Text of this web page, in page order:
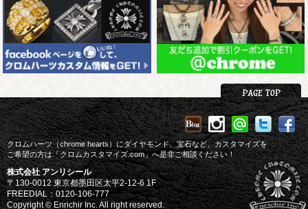
クロムハーツ（chrome hearts）にダイヤモンド、宝石など、カスタマイズを
ご希望の方は「クロムカスタマイズ.com」へ是非ご相談ください！
株式会社 アンリシール
〒130-0012 東京都墨田区太平2-12-6 1F
FREEDIAL：0120-106-777
Copyright © Enrichir Inc. All right reserved.